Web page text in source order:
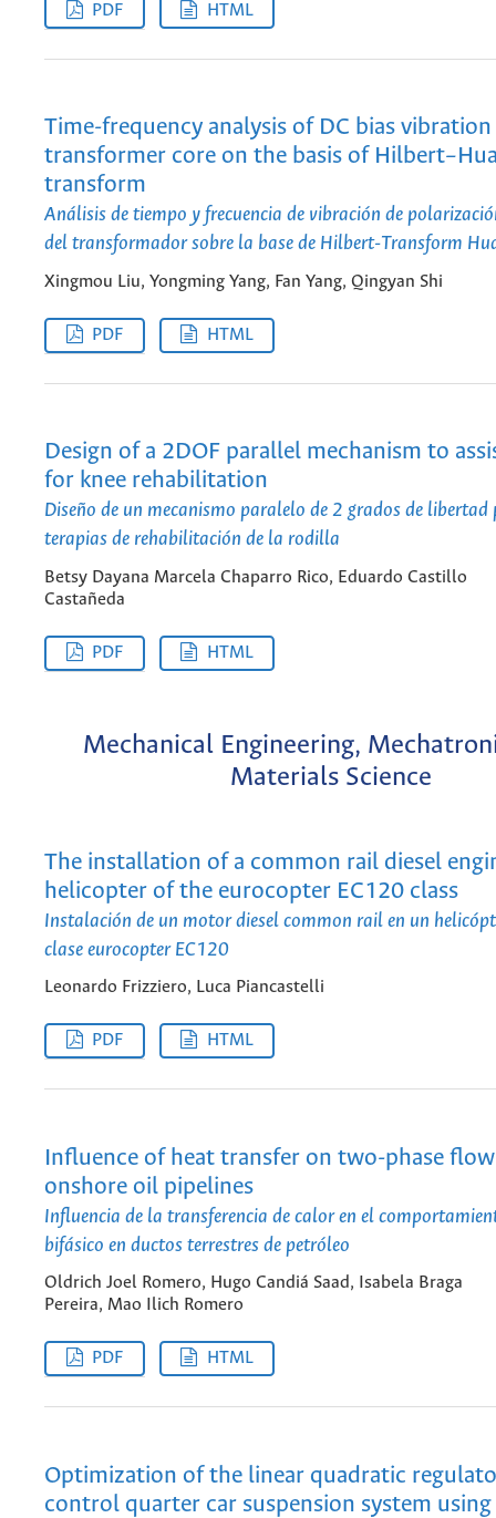
PDF HTML
Time-frequency analysis of DC bias
transformer core on the basis of
transform
Análisis de tiempo y frecuencia de vibración de
del transformador sobre la base de Hilbert-Transform
Xingmou Liu, Yongming Yang, Fan Yang, Qingyan Shi
PDF HTML
Design of a 2DOF parallel mechanism to
for knee rehabilitation
Diseño de un mecanismo paralelo de 2 grados de
terapias de rehabilitación de la rodilla
Betsy Dayana Marcela Chaparro Rico, Eduardo Castillo
Castañeda
PDF HTML
Mechanical Engineering,
Materials Science
The installation of a common rail diesel
helicopter of the eurocopter EC120 class
Instalación de un motor diesel common rail en un
clase eurocopter EC120
Leonardo Frizziero, Luca Piancastelli
PDF HTML
Influence of heat transfer on two-phase
onshore oil pipelines
Influencia de la transferencia de calor en el
bifásico en ductos terrestres de petróleo
Oldrich Joel Romero, Hugo Candiá Saad, Isabela Braga
Pereira, Mao Ilich Romero
PDF HTML
Optimization of the linear quadratic
control quarter car suspension system